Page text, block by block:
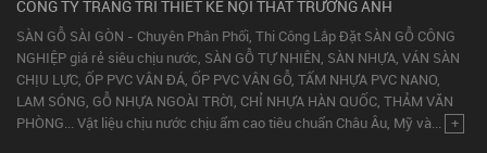
CÔNG TY TRANG TRÍ THIẾT KẾ NỘI THẤT TRƯỜNG ANH
SÀN GỖ SÀI GÒN - Chuyên Phân Phối, Thi Công Lắp Đặt SÀN GỖ CÔNG
NGHIỆP giá rẻ siêu chịu nước, SÀN GỖ TỰ NHIÊN, SÀN NHỰA, VÁN SÀN
CHỊU LỰC, ỐP PVC VÂN ĐÁ, ỐP PVC VÂN GỖ, TẤM NHỰA PVC NANO,
LAM SÓNG, GỖ NHỰA NGOÀI TRỜI, CHỈ NHỰA HÀN QUỐC, THẢM VĂN
PHÒNG... Vật liệu chịu nước chịu ẩm cao tiêu chuẩn Châu Âu, Mỹ và... +